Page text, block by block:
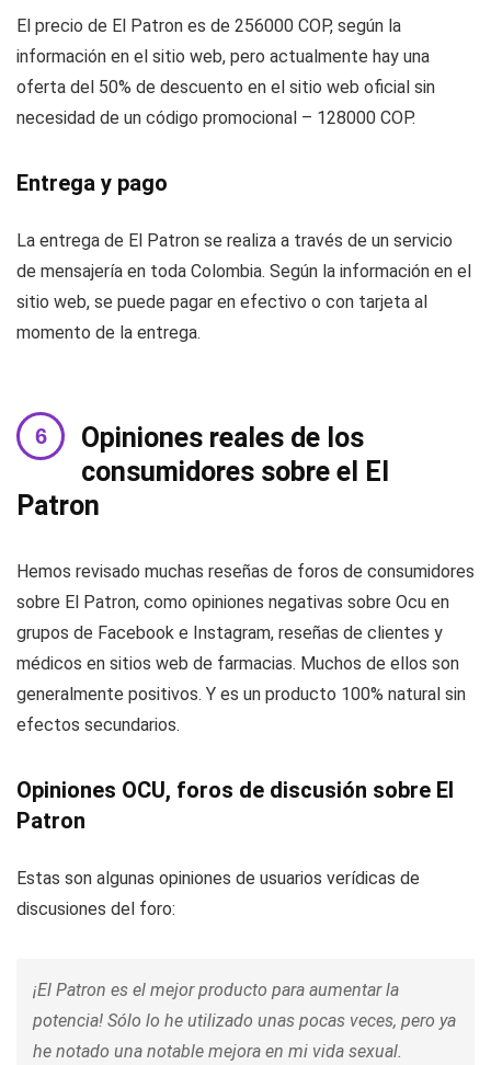
El precio de El Patron es de 256000 COP, según la
información en el sitio web, pero actualmente hay una
oferta del 50% de descuento en el sitio web oficial sin
necesidad de un código promocional – 128000 COP.
Entrega y pago
La entrega de El Patron se realiza a través de un servicio
de mensajería en toda Colombia. Según la información en el
sitio web, se puede pagar en efectivo o con tarjeta al
momento de la entrega.
Opiniones reales de los
consumidores sobre el El
Patron
Hemos revisado muchas reseñas de foros de consumidores
sobre El Patron, como opiniones negativas sobre Ocu en
grupos de Facebook e Instagram, reseñas de clientes y
médicos en sitios web de farmacias. Muchos de ellos son
generalmente positivos. Y es un producto 100% natural sin
efectos secundarios.
Opiniones OCU, foros de discusión sobre El
Patron
Estas son algunas opiniones de usuarios verídicas de
discusiones del foro:
¡El Patron es el mejor producto para aumentar la
potencia! Sólo lo he utilizado unas pocas veces, pero ya
he notado una notable mejora en mi vida sexual.